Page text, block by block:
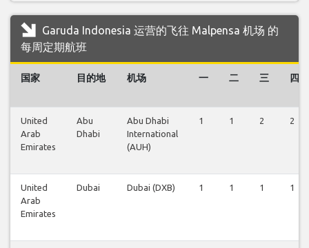
Garuda Indonesia 运营的飞往 Malpensa 机场 的
每周定期航班
国家 目的地 机场 一 二 三 四
United
Arab
Emirates
Abu
Dhabi
Abu Dhabi
International
(AUH)
1 1 2 2
United
Arab
Emirates
Dubai Dubai (DXB) 1 1 1 1